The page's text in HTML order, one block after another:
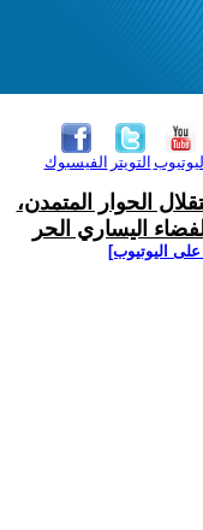
الفيسبوك التويتر
الحوار المتمدن،
اليساري الحر
اليوتيوب]